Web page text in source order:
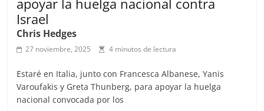
Israel
Chris Hedges
27 noviembre, 2025 4 minutos de lectura
Estaré en Italia, junto con Francesca Albanese, Yanis
Varoufakis y Greta Thunberg, para apoyar la huelga
nacional convocada por los